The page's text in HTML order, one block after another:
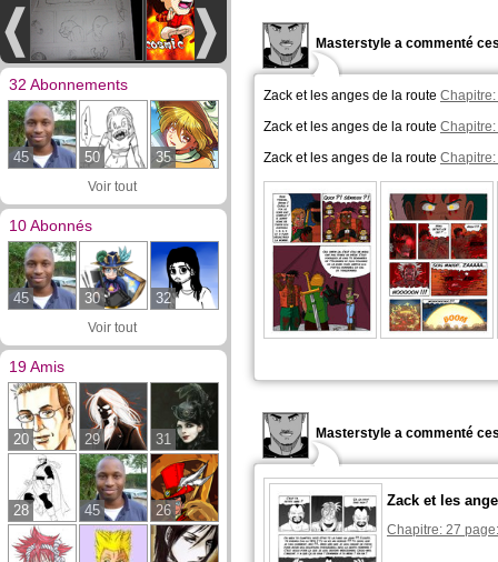
32 Abonnements
45 50 35
Voir tout
10 Abonnés
45 30 32
Voir tout
19 Amis
20 29 31
28 45 26
Masterstyle a commenté
Zack et les anges de la route
Zack et les anges de la route
Zack et les anges de la route
Masterstyle a commenté
Zack et les
Chapitre: 27